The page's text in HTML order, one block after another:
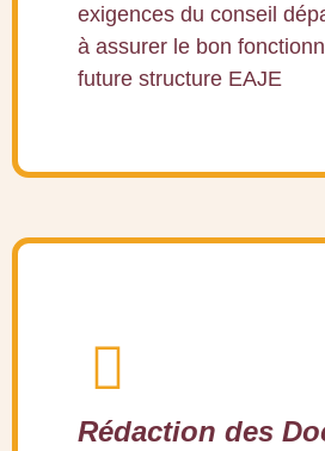
exigences du conseil
à assurer le bon
future structure EAJE
Rédaction des